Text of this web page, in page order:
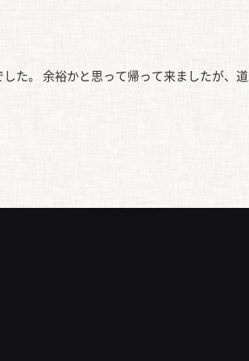
た。 余裕かと思って帰って来ましたが、